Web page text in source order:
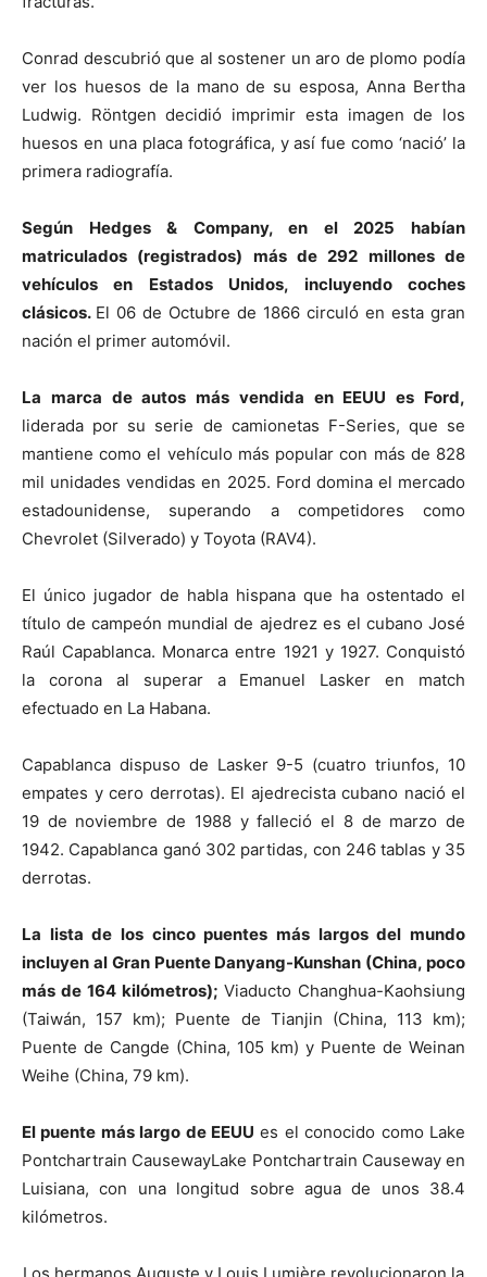
Conrad descubrió que al sostener un aro de plomo podía
ver los huesos de la mano de su esposa, Anna Bertha
Ludwig. Röntgen decidió imprimir esta imagen de los
huesos en una placa fotográfica, y así fue como ‘nació’ la
primera radiografía.
Según Hedges & Company, en el 2025 habían
matriculados (registrados) más de 292 millones de
vehículos en Estados Unidos, incluyendo coches
clásicos. El 06 de Octubre de 1866 circuló en esta gran
nación el primer automóvil.
La marca de autos más vendida en EEUU es Ford,
liderada por su serie de camionetas F-Series, que se
mantiene como el vehículo más popular con más de 828
mil unidades vendidas en 2025. Ford domina el mercado
estadounidense, superando a competidores como
Chevrolet (Silverado) y Toyota (RAV4).
El único jugador de habla hispana que ha ostentado el
título de campeón mundial de ajedrez es el cubano José
Raúl Capablanca. Monarca entre 1921 y 1927. Conquistó
la corona al superar a Emanuel Lasker en match
efectuado en La Habana.
Capablanca dispuso de Lasker 9-5 (cuatro triunfos, 10
empates y cero derrotas). El ajedrecista cubano nació el
19 de noviembre de 1988 y falleció el 8 de marzo de
1942. Capablanca ganó 302 partidas, con 246 tablas y 35
derrotas.
La lista de los cinco puentes más largos del mundo
incluyen al Gran Puente Danyang-Kunshan (China, poco
más de 164 kilómetros); Viaducto Changhua-Kaohsiung
(Taiwán, 157 km); Puente de Tianjin (China, 113 km);
Puente de Cangde (China, 105 km) y Puente de Weinan
Weihe (China, 79 km).
El puente más largo de EEUU es el conocido como Lake
Pontchartrain CausewayLake Pontchartrain Causeway en
Luisiana, con una longitud sobre agua de unos 38.4
kilómetros.